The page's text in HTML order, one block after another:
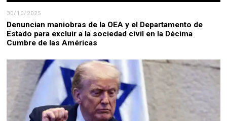
30/10/2025
Denuncian maniobras de la OEA y el Departamento de
Estado para excluir a la sociedad civil en la Décima
Cumbre de las Américas